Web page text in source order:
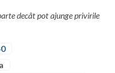
decât pot ajunge privirile